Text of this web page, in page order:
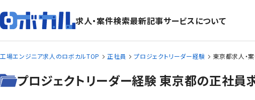
求人・案件検索最新記事サービスについて
工場エンジニア求人のロボカルTOP 正社員 プロジェクトリーダー経験 東京都求人・
プロジェクトリーダー経験 東京都の正社員